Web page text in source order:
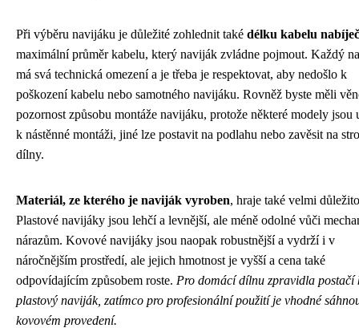
Při výběru navijáku je důležité zohlednit také délku kabelu
maximální průměr kabelu, který naviják zvládne pojmout. Každý
má svá technická omezení a je třeba je respektovat, aby nedošlo k
poškození kabelu nebo samotného navijáku. Rovněž byste měli
pozornost způsobu montáže navijáku, protože některé modely jsou
k nástěnné montáži, jiné lze postavit na podlahu nebo zavěsit na
dílny.
Materiál, ze kterého je naviják vyroben, hraje také velmi
Plastové navijáky jsou lehčí a levnější, ale méně odolné vůči
nárazům. Kovové navijáky jsou naopak robustnější a vydrží i v
náročnějším prostředí, ale jejich hmotnost je vyšší a cena také
odpovídajícím způsobem roste. Pro domácí dílnu zpravidla postačí
plastový naviják, zatímco pro profesionální použití je vhodné
kovovém provedení.